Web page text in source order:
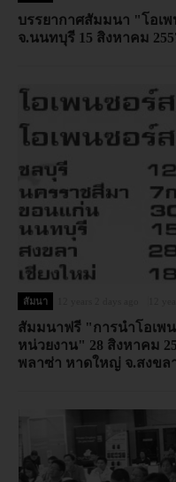
บรรยากาศสัมมนา "โอเ
จ.นนทบุรี 15 สิงหาคม
สัมนา
สัมมนาฟรี "การนำโอเพ
หน่วยงาน" 28 สิงหาคม
พลาซ่า หาดใหญ่ จ.สงขล